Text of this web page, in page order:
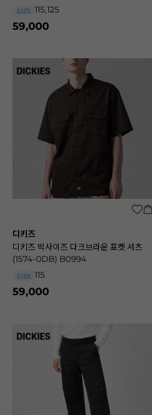
SIZE 115,125
59,000
디키즈
디키즈 빅사이즈 다크브라운 포켓 셔츠
(1574-0DB) B0994
SIZE 115
59,000